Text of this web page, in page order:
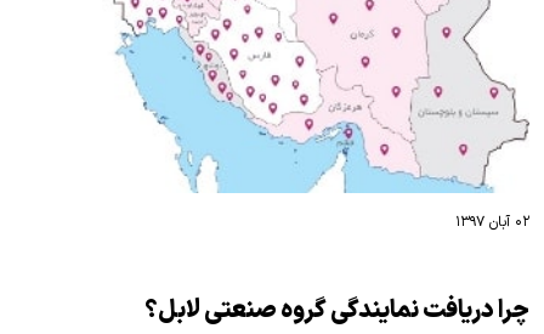
۰۲ آبان ۱۳۹۷
چرا دریافت نمایندگی گروه صنعتی لابل؟